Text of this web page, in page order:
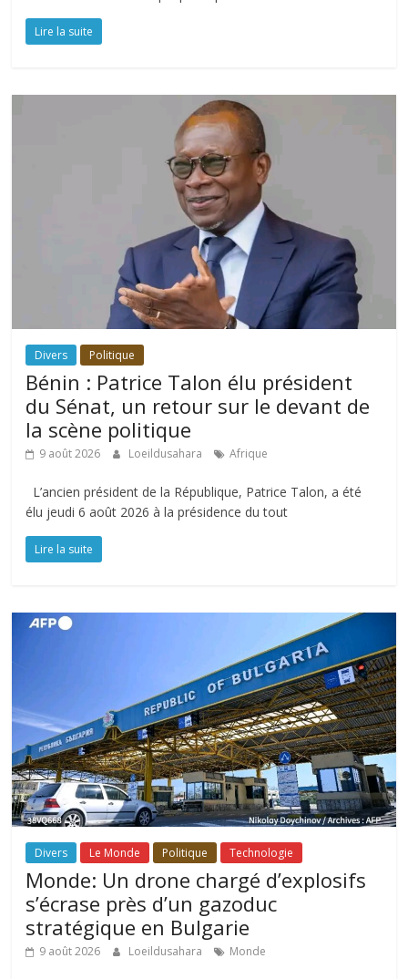
Lire la suite
Divers Politique
Bénin : Patrice Talon élu président
du Sénat, un retour sur le devant de
la scène politique
9 août 2026 Loeildusahara Afrique
L’ancien président de la République, Patrice Talon, a été
élu jeudi 6 août 2026 à la présidence du tout
Lire la suite
Divers Le Monde Politique Technologie
Monde: Un drone chargé d’explosifs
s’écrase près d’un gazoduc
stratégique en Bulgarie
9 août 2026 Loeildusahara Monde